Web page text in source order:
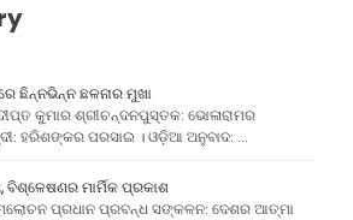
ଛିନ୍ନଭିନ୍ନ ଛଳନାର ମୁଖା
କୁମାର ଶ୍ରୀଚନ୍ଦନପୁସ୍ତକ: ଭୋଳାରାମର
ହରିଶଙ୍କର ପରସାଇ । ଓଡ଼ିଆ ଅନୁବାଦ: …
ମାର୍ମିକ ପ୍ରକାଶ
ପ୍ରଧାନ ପ୍ରବନ୍ଧ ସଙ୍କଳନ: ଦେଶର ଆତ୍ମା